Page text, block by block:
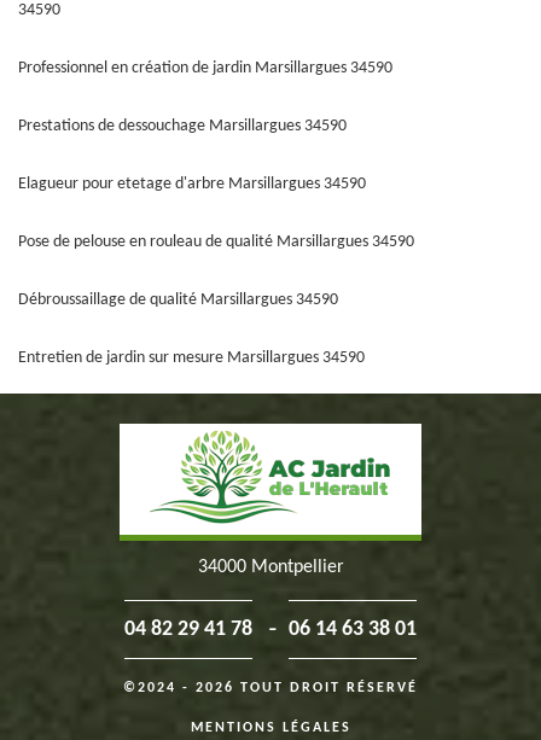
34590
Professionnel en création de jardin Marsillargues 34590
Prestations de dessouchage Marsillargues 34590
Elagueur pour etetage d'arbre Marsillargues 34590
Pose de pelouse en rouleau de qualité Marsillargues 34590
Débroussaillage de qualité Marsillargues 34590
Entretien de jardin sur mesure Marsillargues 34590
34000 Montpellier
04 82 29 41 78 - 06 14 63 38 01
©2024 - 2026 TOUT DROIT RÉSERVÉ
MENTIONS LÉGALES